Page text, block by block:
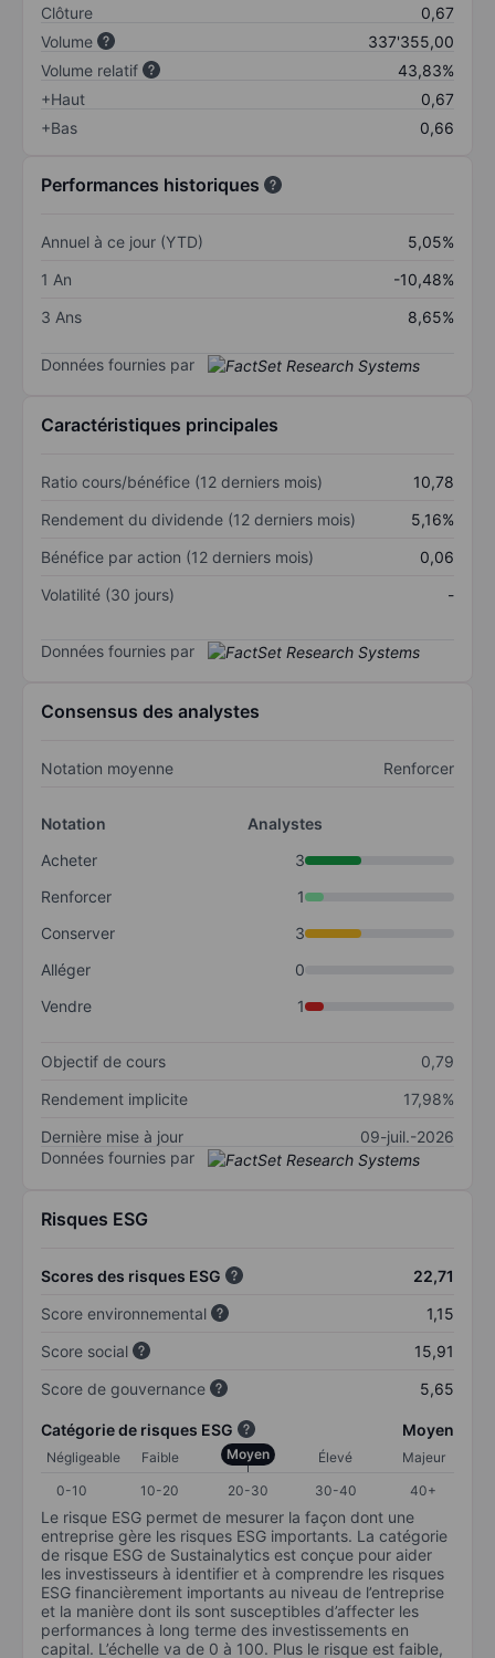
Clôture
0,67
Volume
337'355,00
Volume relatif
43,83%
+Haut
0,67
+Bas
0,66
Performances historiques
Annuel à ce jour (YTD)
5,05%
1 An
-10,48%
3 Ans
8,65%
Données fournies par
Caractéristiques principales
Ratio cours/bénéfice (12 derniers mois)
10,78
Rendement du dividende (12 derniers mois)
5,16%
Bénéfice par action (12 derniers mois)
0,06
Volatilité (30 jours)
-
Données fournies par
Consensus des analystes
Notation moyenne Renforcer
Notation
Analystes
Acheter
3
Renforcer
1
Conserver
3
Alléger
0
Vendre
1
Objectif de cours
0,79
Rendement implicite
17,98%
Dernière mise à jour
09-juil.-2026
Données fournies par
Risques ESG
Scores des risques ESG
22,71
Score environnemental
1,15
Score social
15,91
Score de gouvernance
5,65
Catégorie de risques ESG Moyen
Négligeable Faible Moyen Élevé
Majeur
0-10
10-20 20-30 30-40 40+
Le risque ESG permet de mesurer la façon dont une
entreprise gère les risques ESG importants. La catégorie
de risque ESG de Sustainalytics est conçue pour aider
les investisseurs à identifier et à comprendre les risques
ESG financièrement importants au niveau de l’entreprise
et la manière dont ils sont susceptibles d’affecter les
performances à long terme des investissements en
capital. L’échelle va de 0 à 100. Plus le risque est faible,